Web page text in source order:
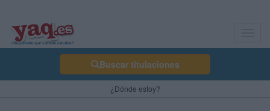
Buscar titulaciones
¿Dónde estoy?